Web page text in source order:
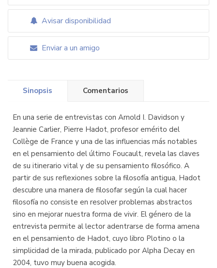
Avisar disponibilidad
Enviar a un amigo
Sinopsis Comentarios
En una serie de entrevistas con Arnold I. Davidson y
Jeannie Carlier, Pierre Hadot, profesor emérito del
Collège de France y una de las influencias más notables
en el pensamiento del último Foucault, revela las claves
de su itinerario vital y de su pensamiento filosófico. A
partir de sus reflexiones sobre la filosofía antigua, Hadot
descubre una manera de filosofar según la cual hacer
filosofía no consiste en resolver problemas abstractos
sino en mejorar nuestra forma de vivir. El género de la
entrevista permite al lector adentrarse de forma amena
en el pensamiento de Hadot, cuyo libro Plotino o la
simplicidad de la mirada, publicado por Alpha Decay en
2004, tuvo muy buena acogida.